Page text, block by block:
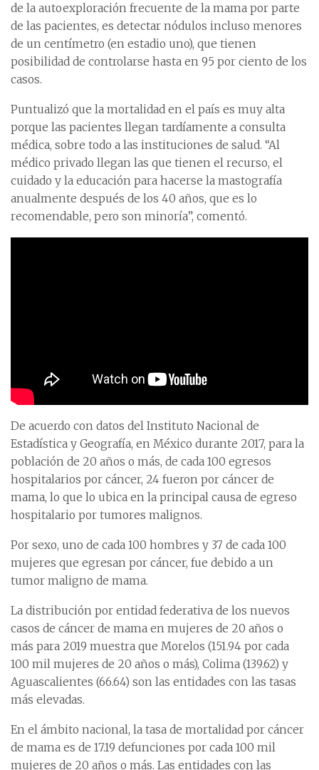
de la autoexploración frecuente de la mama por parte
de las pacientes, es detectar nódulos incluso menores
de un centímetro (en estadio uno), que tienen
posibilidad de controlarse hasta en 95 por ciento de los
casos.
Puntualizó que la mortalidad en el país es muy alta
porque las pacientes llegan tardíamente a consulta
médica, sobre todo a las instituciones de salud. “Al
médico privado llegan las que tienen el recurso, el
cuidado y la educación para hacerse la mastografía
anualmente después de los 40 años, que es lo
recomendable, pero son minoría”, comentó.
De acuerdo con datos del Instituto Nacional de
Estadística y Geografía, en México durante 2017, para la
población de 20 años o más, de cada 100 egresos
hospitalarios por cáncer, 24 fueron por cáncer de
mama, lo que lo ubica en la principal causa de egreso
hospitalario por tumores malignos.
Por sexo, uno de cada 100 hombres y 37 de cada 100
mujeres que egresan por cáncer, fue debido a un
tumor maligno de mama.
La distribución por entidad federativa de los nuevos
casos de cáncer de mama en mujeres de 20 años o
más para 2019 muestra que Morelos (151.94 por cada
100 mil mujeres de 20 años o más), Colima (139.62) y
Aguascalientes (66.64) son las entidades con las tasas
más elevadas.
En el ámbito nacional, la tasa de mortalidad por cáncer
de mama es de 17.19 defunciones por cada 100 mil
mujeres de 20 años o más. Las entidades con las